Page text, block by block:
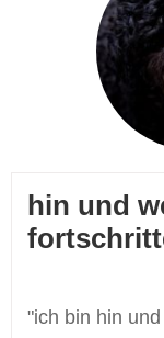
hin und
"ich bin hin